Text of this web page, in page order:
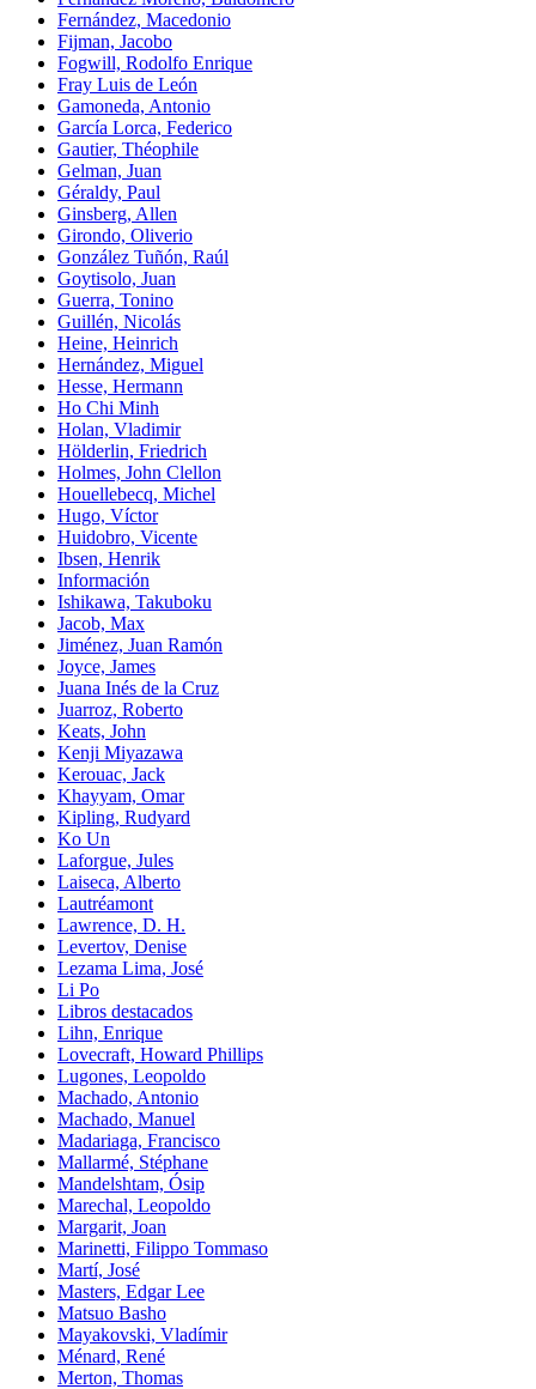
Fernández, Macedonio
Fijman, Jacobo
Fogwill, Rodolfo Enrique
Fray Luis de León
Gamoneda, Antonio
García Lorca, Federico
Gautier, Théophile
Gelman, Juan
Géraldy, Paul
Ginsberg, Allen
Girondo, Oliverio
González Tuñón, Raúl
Goytisolo, Juan
Guerra, Tonino
Guillén, Nicolás
Heine, Heinrich
Hernández, Miguel
Hesse, Hermann
Ho Chi Minh
Holan, Vladimir
Hölderlin, Friedrich
Holmes, John Clellon
Houellebecq, Michel
Hugo, Víctor
Huidobro, Vicente
Ibsen, Henrik
Información
Ishikawa, Takuboku
Jacob, Max
Jiménez, Juan Ramón
Joyce, James
Juana Inés de la Cruz
Juarroz, Roberto
Keats, John
Kenji Miyazawa
Kerouac, Jack
Khayyam, Omar
Kipling, Rudyard
Ko Un
Laforgue, Jules
Laiseca, Alberto
Lautréamont
Lawrence, D. H.
Levertov, Denise
Lezama Lima, José
Li Po
Libros destacados
Lihn, Enrique
Lovecraft, Howard Phillips
Lugones, Leopoldo
Machado, Antonio
Machado, Manuel
Madariaga, Francisco
Mallarmé, Stéphane
Mandelshtam, Ósip
Marechal, Leopoldo
Margarit, Joan
Marinetti, Filippo Tommaso
Martí, José
Masters, Edgar Lee
Matsuo Basho
Mayakovski, Vladímir
Ménard, René
Merton, Thomas